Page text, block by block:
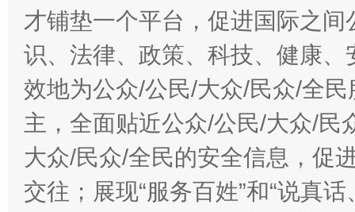
才铺垫一个平台，促进国际之
识、法律、政策、科技、健康
效地为公众/公民/大众/民众/全
主，全面贴近公众/公民/大众/民
大众/民众/全民的安全信息，促
交往；展现“服务百姓”和“说真